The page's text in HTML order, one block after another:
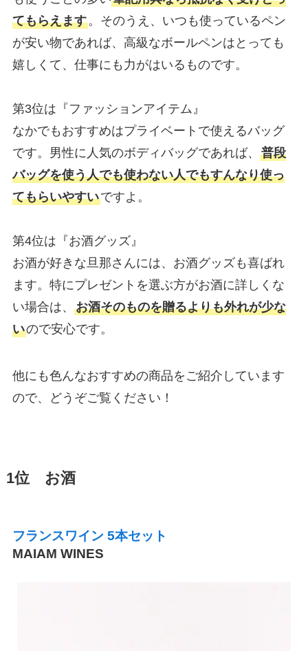
てもらえます。そのうえ、いつも使っているペン
が安い物であれば、高級なボールペンはとっても
嬉しくて、仕事にも力がはいるものです。
第3位は『ファッションアイテム』
なかでもおすすめはプライベートで使えるバッグ
です。男性に人気のボディバッグであれば、 普段
バッグを使う人でも使わない人でもすんなり使っ
てもらいやすいですよ。
第4位は『お酒グッズ』
お酒が好きな旦那さんには、お酒グッズも喜ばれ
ます。特にプレゼントを選ぶ方がお酒に詳しくな
い場合は、 お酒そのものを贈るよりも外れが少な
いので安心です。
他にも色んなおすすめの商品をご紹介しています
ので、どうぞご覧ください！
1位 お酒
フランスワイン 5本セット
MAIAM WINES